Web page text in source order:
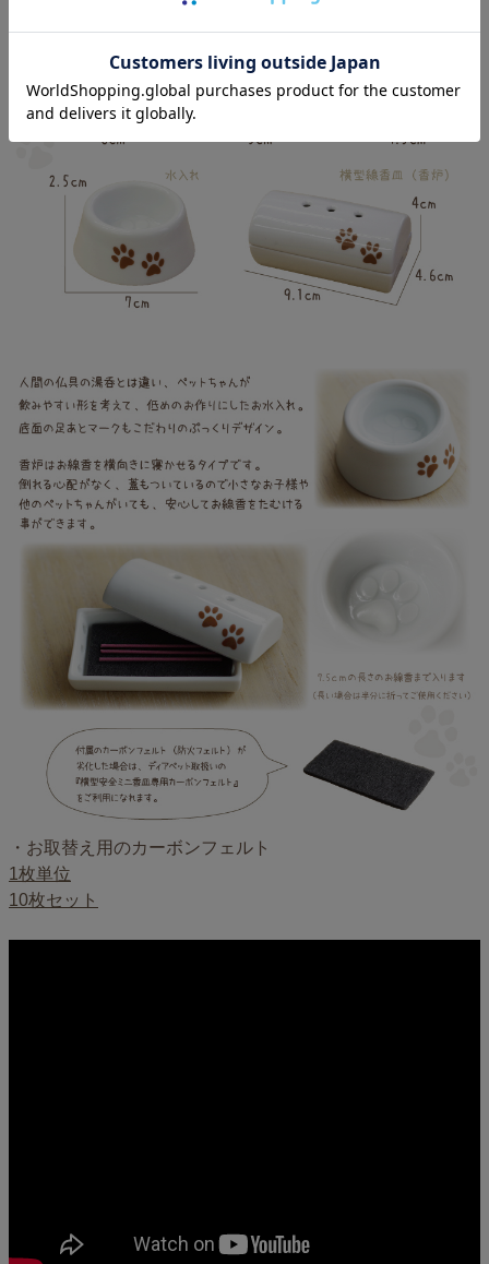
・お取替え用のカーボンフェルト
1枚単位
10枚セット